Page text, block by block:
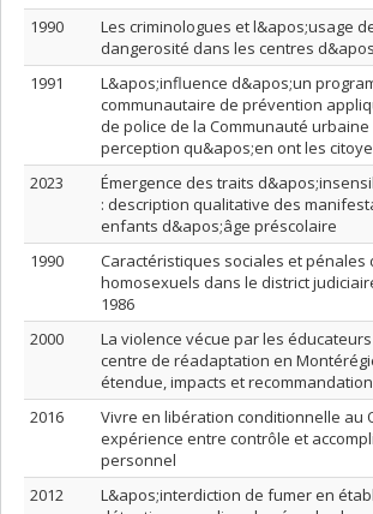
1990
Les criminologues et l&apos;usage
dangerosité dans les centres
1991
L&apos;influence d&apos;un
communautaire de prévention
de police de la Communauté
perception qu&apos;en ont les
2023
Émergence des traits
: description qualitative des
enfants d&apos;âge préscolaire
1990
Caractéristiques sociales et pénales
homosexuels dans le district
1986
2000
La violence vécue par les
centre de réadaptation en
étendue, impacts et
2016
Vivre en libération conditionnelle au
expérience entre contrôle et
personnel
2012
L&apos;interdiction de fumer en